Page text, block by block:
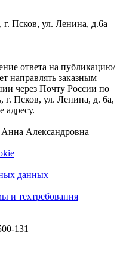
г. Псков, ул. Ленина, д.6а
ответа на публикацию/
направлять заказным
через Почту России по
г. Псков, ул. Ленина, д. 6а,
адресу.
Александровна
данных
и техтребования
131